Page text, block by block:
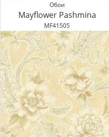
Обои
Mayflower Pashmina
MF41505